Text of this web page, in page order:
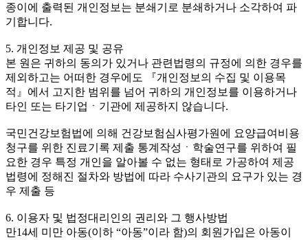
종이에 출력된 개인정보는 분쇄기로 분쇄하거나 소각하여 파
기합니다.
5. 개인정보 제공 및 공유
본 원은 귀하의 동의가 있거나 관련법령의 규정에 의한 경우를
제외하고는 어떠한 경우에도 『개인정보의 수집 및 이용목
적』에서 고지한 범위를 넘어 귀하의 개인정보를 이용하거나
타인 또는 타기업ㆍ기관에 제공하지 않습니다.
국민건강보험법에 의해 건강보험심사평가원에 요양급여비용
청구를 위한 진료기록 제출 통계작성ㆍ학술연구를 위하여 필
요한 경우 특정 개인을 알아볼 수 없는 형태로 가공하여 제공
법령에 정해진 절차와 방법에 따라 수사기관의 요구가 있는 경
우 제출 등
6. 이용자 및 법정대리인의 권리와 그 행사방법
만14세 미만 아동(이하 “아동”이라 함)의 회원가입은 아동이